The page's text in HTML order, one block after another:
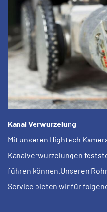
Kanal Verwurzelung
Mit unseren Hightech
Kanalverwurzelungen
führen können.Unseren
Service bieten wir für